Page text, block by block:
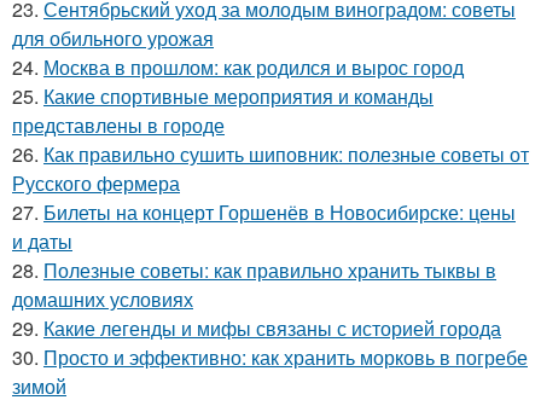
23. Сентябрьский уход за молодым виноградом: советы
для обильного урожая
24. Москва в прошлом: как родился и вырос город
25. Какие спортивные мероприятия и команды
представлены в городе
26. Как правильно сушить шиповник: полезные советы от
Русского фермера
27. Билеты на концерт Горшенёв в Новосибирске: цены
и даты
28. Полезные советы: как правильно хранить тыквы в
домашних условиях
29. Какие легенды и мифы связаны с историей города
30. Просто и эффективно: как хранить морковь в погребе
зимой